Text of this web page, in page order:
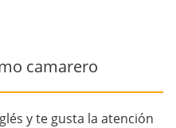
camarero
y te gusta la atención